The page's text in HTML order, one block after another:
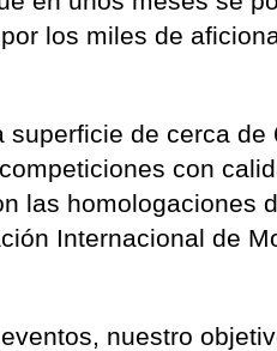
los miles de
de cerca de
con
las homologaciones
Internacional de
nuestro